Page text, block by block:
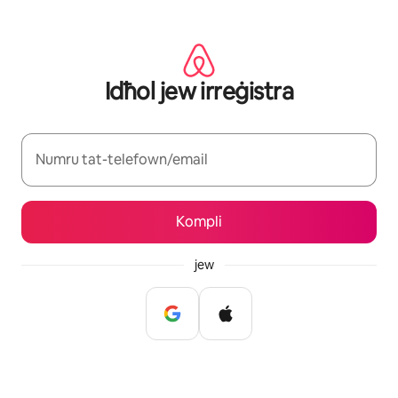
Idħol jew irreġistra
Numru tat-telefown/email
Kompli
jew